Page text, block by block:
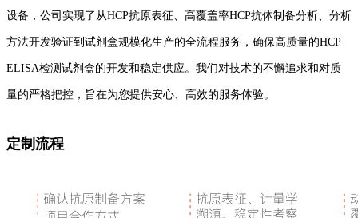
设备，公司实现了从HCP抗原表征、高覆盖率HCP抗体制备分析、分析
方法开发验证到试剂盒规模化生产的全流程服务，确保高质量的HCP
ELISA检测试剂盒的开发和稳定供应。我们对技术的不懈追求和对质
量的严格把控，旨在为您提供安心、高效的服务体验。
定制流程